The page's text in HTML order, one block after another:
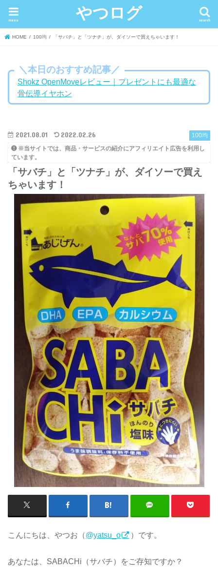
やつログ search
menu
HOME 100均 「サバチ」と「ツナチ」が、ダイソーで買えちゃいます！
＼本日のおすすめ記事／
Shokz OpenMoveレビュー｜プレゼントにも最適な
骨伝導イヤホン
100均
2021.08.01 2022.02.26
※当サイトでは、商品・サービスの紹介にアフィリエイト広告を利用し
ています。
「サバチ」と「ツナチ」が、ダイソーで買え
ちゃいます！
こんにちは、やつお（@yatsu_o ）です。
あなたは、SABACHi（サバチ）をご存知ですか？